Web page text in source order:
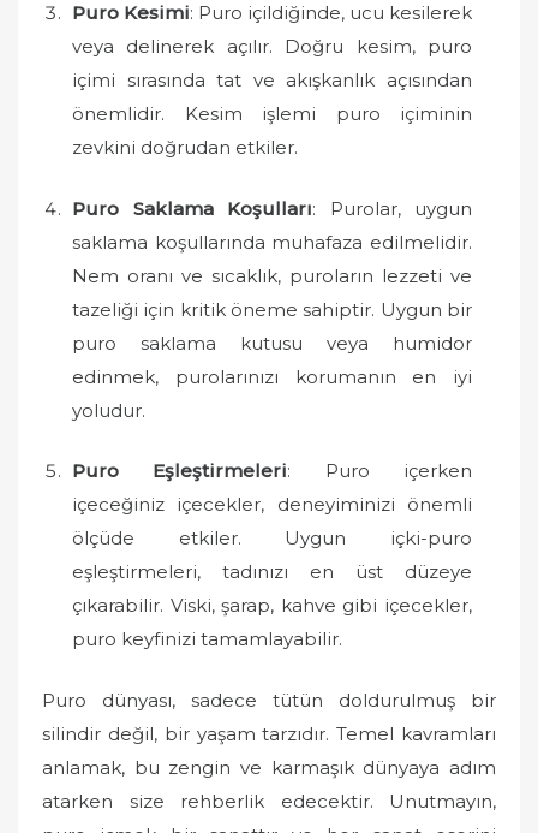
Puro Kesimi: Puro içildiğinde, ucu kesilerek
veya delinerek açılır. Doğru kesim, puro
içimi sırasında tat ve akışkanlık açısından
önemlidir. Kesim işlemi puro içiminin
zevkini doğrudan etkiler.
Puro Saklama Koşulları: Purolar, uygun
saklama koşullarında muhafaza edilmelidir.
Nem oranı ve sıcaklık, puroların lezzeti ve
tazeliği için kritik öneme sahiptir. Uygun bir
puro saklama kutusu veya humidor
edinmek, purolarınızı korumanın en iyi
yoludur.
Puro Eşleştirmeleri: Puro içerken
içeceğiniz içecekler, deneyiminizi önemli
ölçüde etkiler. Uygun içki-puro
eşleştirmeleri, tadınızı en üst düzeye
çıkarabilir. Viski, şarap, kahve gibi içecekler,
puro keyfinizi tamamlayabilir.
Puro dünyası, sadece tütün doldurulmuş bir
silindir değil, bir yaşam tarzıdır. Temel kavramları
anlamak, bu zengin ve karmaşık dünyaya adım
atarken size rehberlik edecektir. Unutmayın,